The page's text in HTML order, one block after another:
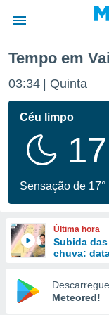
da
foi
fornecidas
a este
das
e
forma
digital
Tempo em
03:34 Quinta
Céu limpo
Sensação de 17°
Última hora
Subida
chuva:
Descarregue
Meteored!